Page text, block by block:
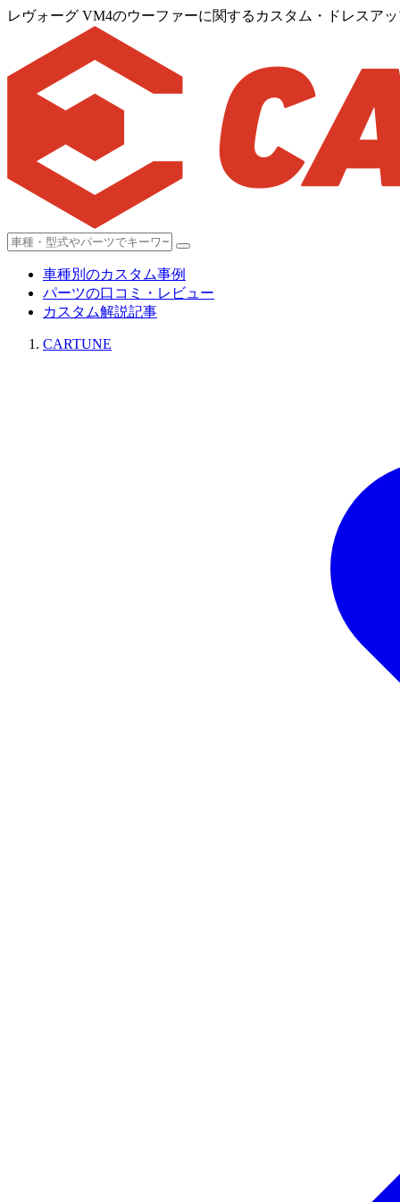
レヴォーグ VM4のウーファーに関するカスタム・ドレスア
車種別のカスタム事例
パーツの口コミ・レビュー
カスタム解説記事
CARTUNE